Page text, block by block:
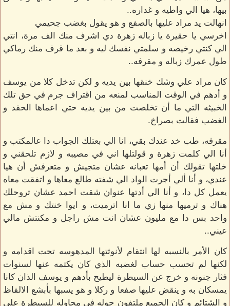
بيها، هيا الي واطيه و غداره..
انهالت يد مراد عليها بالصفع و هو يقول بغضب جحيمي
اخرسي يا حقيرة يا زباله زهرة دي اشرف منك الف مرة، انتي
الي كنتي رخيصه و سلمتي نفسك ليه و بعد ما قرف منك رماكي
طول عمرك زباله و مقرفه..
كان مراد علي وشك خنقها بين يديه و لكن تدخل كلا من يوسف
و أدهم في الوقت المناسب لمنعه من اقتراف جرم في حق تلك
الخبيثه التي ما أن تخلصت من بين يديه حتي اعماها الحقد و
الغضب فقالت بصراخ.
مقرفه، طب خد عندك بقي، انا الي بعتلك الجواب دا عالمكتب و
أنا الي كلمت زهرة و قولتلها اني في مصيبه و لازم تلحقني و
خلتها تقولك أن أمها تعبانه عشان متجيش و متعرفش أن هيا
عندي، و أنا ألي أجرت الواد الي شفته طالع معاها و اتفقت معاه
يعمل كل دا، و أنا الي أدتها عنوان شقت احمد عشان تروحلك
هناك و ترميها منها زي ما انا اترميت، و ايوا خنتك و مش مع
واحد بس دا مع مليون عشان انت مش راجل و مكنتش مالي
عيني..
كان الأمر بالنسبه لها انتقام لأنوثتها المدهوسه تحت اقدامه و
لكنها لم تحسب حساب لغضبه الذي كان يكتمه عنها لسنوات
فثار جنونه و خرج عن السيطرة ليطيح بأدهم و يوسف الذان كانا
يمسكان به و ينقض عليها صفعا و ركلا و هو يسبها بأبشع الالفاظ
و الشتائم و كان الجميع ملتفون حوله في محاوله للسيطرة علي